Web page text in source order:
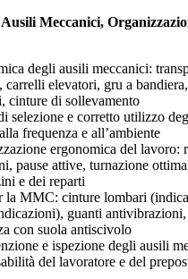
Meccanici,
degli ausili meccanici:
carrelli elevatori, gru a
cinture di sollevamento
selezione e corretto utilizzo
frequenza e all’ambiente
ergonomica del lavoro:
pause attive, turnazione
e dei reparti
la MMC: cinture lombari
guanti antivibrazioni,
con suola antiscivolo
e ispezione degli ausili
del lavoratore e del